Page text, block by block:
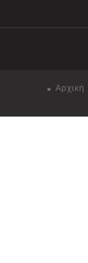
Αρχική